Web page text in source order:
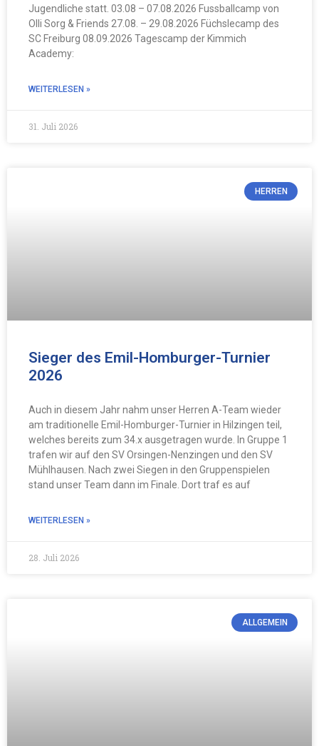
Jugendliche statt. 03.08 – 07.08.2026 Fussballcamp von
Olli Sorg & Friends 27.08. – 29.08.2026 Füchslecamp des
SC Freiburg 08.09.2026 Tagescamp der Kimmich
Academy:
WEITERLESEN »
31. Juli 2026
HERREN
Sieger des Emil-Homburger-Turnier
2026
Auch in diesem Jahr nahm unser Herren A-Team wieder
am traditionelle Emil-Homburger-Turnier in Hilzingen teil,
welches bereits zum 34.x ausgetragen wurde. In Gruppe 1
trafen wir auf den SV Orsingen-Nenzingen und den SV
Mühlhausen. Nach zwei Siegen in den Gruppenspielen
stand unser Team dann im Finale. Dort traf es auf
WEITERLESEN »
28. Juli 2026
ALLGEMEIN